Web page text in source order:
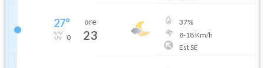
27°
0
ore
23
37%
8-18Km/h
Est SE